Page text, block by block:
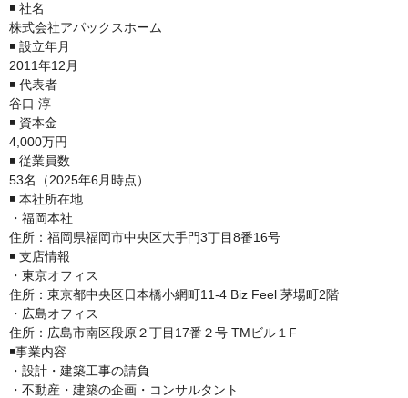
◾️ 社名
株式会社アパックスホーム
◾️ 設立年月
2011年12月
◾️ 代表者
谷口 淳
◾️ 資本金
4,000万円
◾️ 従業員数
53名（2025年6月時点）
◾️ 本社所在地
・福岡本社
住所：福岡県福岡市中央区大手門3丁目8番16号
◾️ 支店情報
・東京オフィス
住所：東京都中央区日本橋小網町11-4 Biz Feel 茅場町2階
・広島オフィス
住所：広島市南区段原２丁目17番２号 TMビル１F
◾️事業内容
・設計・建築工事の請負
・不動産・建築の企画・コンサルタント